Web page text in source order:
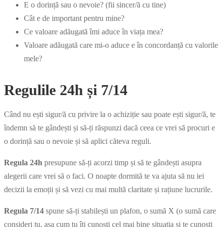
E o dorință sau o nevoie? (fii sincer/ă cu tine)
Cât e de important pentru mine?
Ce valoare adăugată îmi aduce în viața mea?
Valoare adăugată care mi-o aduce e în concordanță cu valorile
mele?
Regulile 24h și 7/14
Când nu ești sigur/ă cu privire la o achiziție sau poate ești sigur/ă, te
îndemn să te gândești și să-ți răspunzi dacă ceea ce vrei să procuri e
o dorință sau o nevoie și să aplici căteva reguli.
Regula 24h presupune să-ți acorzi timp și să te gândești asupra
alegerii care vrei să o faci. O noapte dormită te va ajuta să nu iei
decizii la emoții și să vezi cu mai multă claritate și rațiune lucrurile.
Regula 7/14 spune să-ți stabilești un plafon, o sumă X (o sumă care
consideri tu, așa cum tu îți cunoști cel mai bine situația și te cunoști